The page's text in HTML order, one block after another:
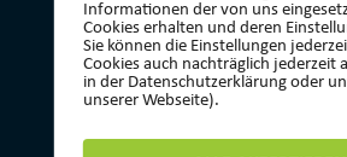
KONTAKT
Turnverein 1873
Informationen der von uns
Cookies erhalten und deren
Sie können die Einstellungen
Cookies auch nachträglich jederzeit
in der Datenschutzerklärung oder
unserer Webseite).